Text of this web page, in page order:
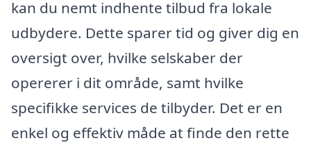
kan du nemt indhente tilbud fra lokale
udbydere. Dette sparer tid og giver dig en
oversigt over, hvilke selskaber der
opererer i dit område, samt hvilke
specifikke services de tilbyder. Det er en
enkel og effektiv måde at finde den rette